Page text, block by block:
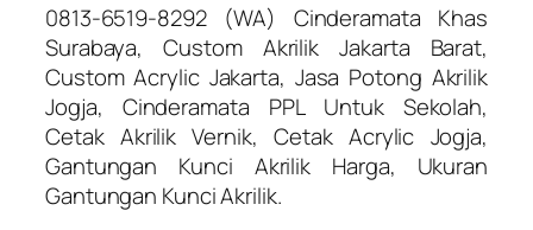
0813-6519-8292 (WA) Cinderamata Khas
Surabaya, Custom Akrilik Jakarta Barat,
Custom Acrylic Jakarta, Jasa Potong Akrilik
Jogja, Cinderamata PPL Untuk Sekolah,
Cetak Akrilik Vernik, Cetak Acrylic Jogja,
Gantungan Kunci Akrilik Harga, Ukuran
Gantungan Kunci Akrilik.